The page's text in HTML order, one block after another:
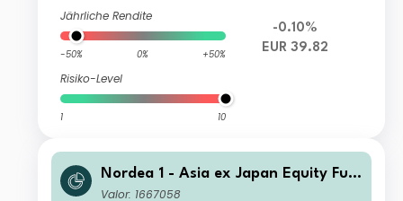
Jährliche Rendite
-50% 0% +50%
Risiko-Level
1 10
-0.10%
EUR 39.82
Nordea 1 - Asia ex Japan Equity Fun
d BP NOK
Valor: 1667058